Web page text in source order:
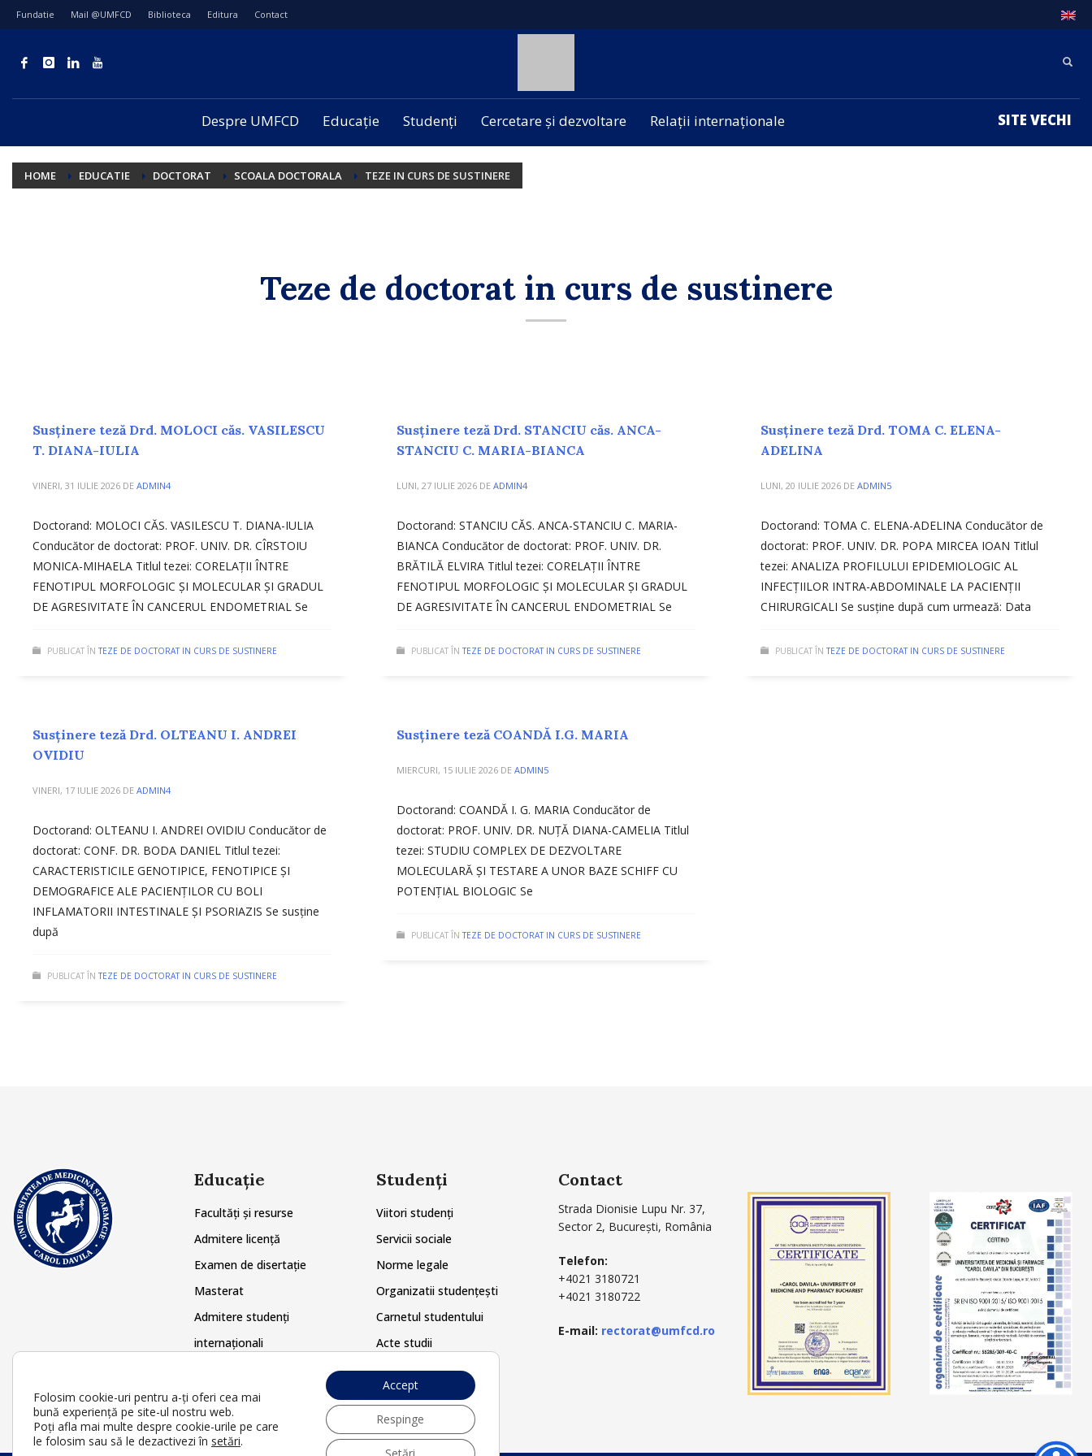
Fundatie Mail @UMFCD Biblioteca Editura Contact
Despre UMFCD Educație Studenți Cercetare și dezvoltare Relații internaționale SITE VECHI
HOME EDUCATIE DOCTORAT SCOALA DOCTORALA TEZE IN CURS DE SUSTINERE
Teze de doctorat in curs de sustinere
Susținere teză Drd. MOLOCI căs. VASILESCU
T. DIANA-IULIA
VINERI, 31 IULIE 2026 DE ADMIN4
Doctorand: MOLOCI CĂS. VASILESCU T. DIANA-IULIA
Conducător de doctorat: PROF. UNIV. DR. CÎRSTOIU
MONICA-MIHAELA Titlul tezei: CORELAȚII ÎNTRE
FENOTIPUL MORFOLOGIC ȘI MOLECULAR ȘI GRADUL
DE AGRESIVITATE ÎN CANCERUL ENDOMETRIAL Se
PUBLICAT ÎN TEZE DE DOCTORAT IN CURS DE SUSTINERE
Susținere teză Drd. STANCIU căs. ANCA-
STANCIU C. MARIA-BIANCA
LUNI, 27 IULIE 2026 DE ADMIN4
Doctorand: STANCIU CĂS. ANCA-STANCIU C. MARIA-
BIANCA Conducător de doctorat: PROF. UNIV. DR.
BRĂTILĂ ELVIRA Titlul tezei: CORELAȚII ÎNTRE
FENOTIPUL MORFOLOGIC ȘI MOLECULAR ȘI GRADUL
DE AGRESIVITATE ÎN CANCERUL ENDOMETRIAL Se
PUBLICAT ÎN TEZE DE DOCTORAT IN CURS DE SUSTINERE
Susținere teză Drd. TOMA C. ELENA-
ADELINA
LUNI, 20 IULIE 2026 DE ADMIN5
Doctorand: TOMA C. ELENA-ADELINA Conducător de
doctorat: PROF. UNIV. DR. POPA MIRCEA IOAN Titlul
tezei: ANALIZA PROFILULUI EPIDEMIOLOGIC AL
INFECȚIILOR INTRA-ABDOMINALE LA PACIENȚII
CHIRURGICALI Se susține după cum urmează: Data
PUBLICAT ÎN TEZE DE DOCTORAT IN CURS DE SUSTINERE
Susținere teză Drd. OLTEANU I. ANDREI
OVIDIU
VINERI, 17 IULIE 2026 DE ADMIN4
Doctorand: OLTEANU I. ANDREI OVIDIU Conducător de
doctorat: CONF. DR. BODA DANIEL Titlul tezei:
CARACTERISTICILE GENOTIPICE, FENOTIPICE ȘI
DEMOGRAFICE ALE PACIENȚILOR CU BOLI
INFLAMATORII INTESTINALE ȘI PSORIAZIS Se susține
după
PUBLICAT ÎN TEZE DE DOCTORAT IN CURS DE SUSTINERE
Susținere teză COANDĂ I.G. MARIA
MIERCURI, 15 IULIE 2026 DE ADMIN5
Doctorand: COANDĂ I. G. MARIA Conducător de
doctorat: PROF. UNIV. DR. NUȚĂ DIANA-CAMELIA Titlul
tezei: STUDIU COMPLEX DE DEZVOLTARE
MOLECULARĂ ȘI TESTARE A UNOR BAZE SCHIFF CU
POTENȚIAL BIOLOGIC Se
PUBLICAT ÎN TEZE DE DOCTORAT IN CURS DE SUSTINERE
Educație
Facultăți și resurse
Admitere licență
Examen de disertație
Masterat
Admitere studenți
internaționali
Postuniversitar
Studenți
Viitori studenți
Servicii sociale
Norme legale
Organizatii studențești
Carnetul studentului
Acte studii
Secretariat
Contact
Strada Dionisie Lupu Nr. 37,
Sector 2, București, România
Telefon:
+4021 3180721
+4021 3180722
E-mail: rectorat@umfcd.ro
Folosim cookie-uri pentru a-ți oferi cea mai
bună experiență pe site-ul nostru web.
Poți afla mai multe despre cookie-urile pe care
le folosim sau să le dezactivezi în setări.
Accept
Respinge